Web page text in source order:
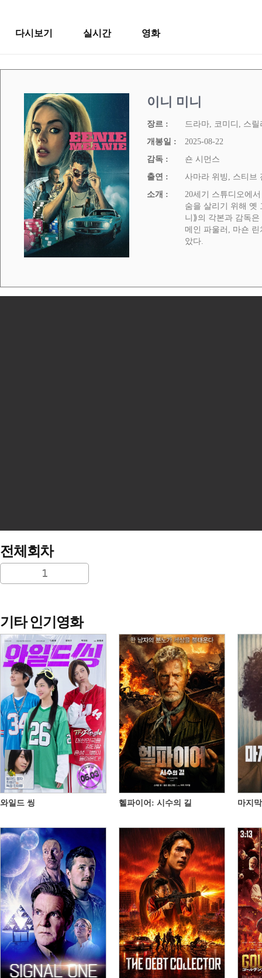
다시보기 실시간 영화
이니 미니
장르 :
드라마, 코미디, 스릴
개봉일 :
2025-08-22
감독 :
숀 시먼스
출연 :
사마라 위빙, 스티브
소개 :
20세기 스튜디오에
숨을 살리기 위해 옛
니⟫의 각본과 감독
메인 파울러, 마숀
았다.
전체회차
1
기타 인기영화
와일드 씽 헬파이어: 시수의 길 마지